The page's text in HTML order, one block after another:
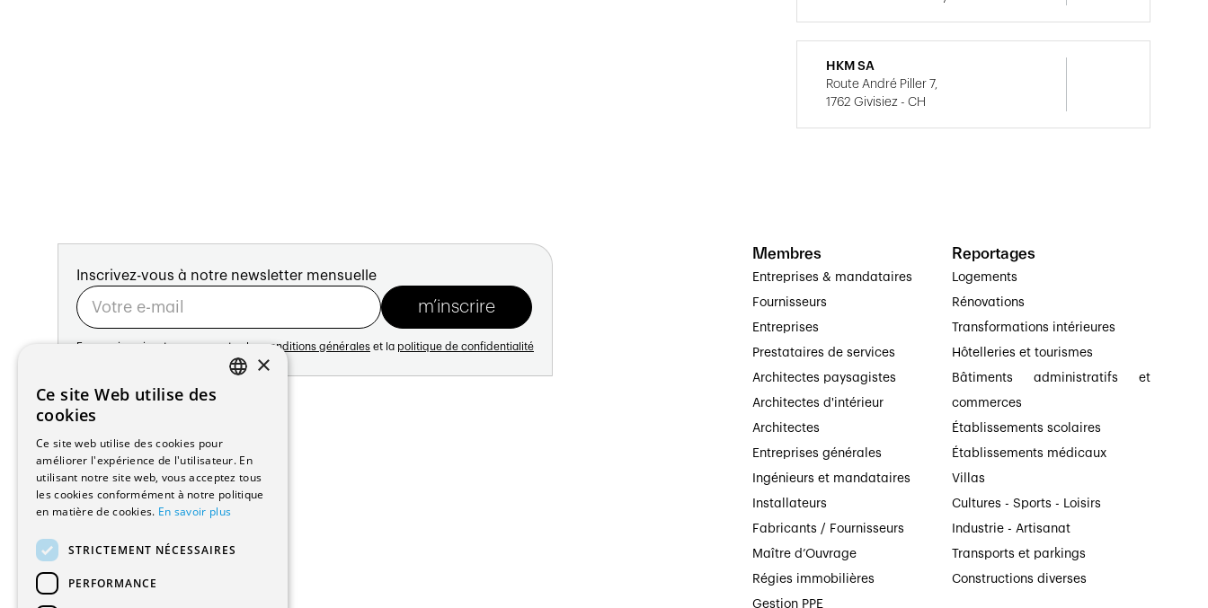
HKM SA
Route André Piller 7,
1762 Givisiez - CH
Inscrivez-vous à notre newsletter mensuelle
En vous inscrivant vous acceptez les conditions générales et la politique de confidentialité
Adresse:
Avenue de Longemalle 21
1020 Renens
Suisse
Contact:
Édition: +41 21 635 16 82
Plateforme: +41 21 631 10 50
info@architectes.ch
Membres
Entreprises & mandataires
Fournisseurs
Entreprises
Prestataires de services
Architectes paysagistes
Architectes d'intérieur
Architectes
Entreprises générales
Ingénieurs et mandataires
Installateurs
Fabricants / Fournisseurs
Maître d’Ouvrage
Régies immobilières
Gestion PPE
Reportages
Logements
Rénovations
Transformations intérieures
Hôtelleries et tourismes
Bâtiments administratifs et
commerces
Établissements scolaires
Établissements médicaux
Villas
Cultures - Sports - Loisirs
Industrie - Artisanat
Transports et parkings
Constructions diverses
×
Ce site Web utilise des
cookies
Ce site web utilise des cookies pour
améliorer l'expérience de l'utilisateur. En
utilisant notre site web, vous acceptez tous
les cookies conformément à notre politique
en matière de cookies. En savoir plus
STRICTEMENT NÉCESSAIRES
PERFORMANCE